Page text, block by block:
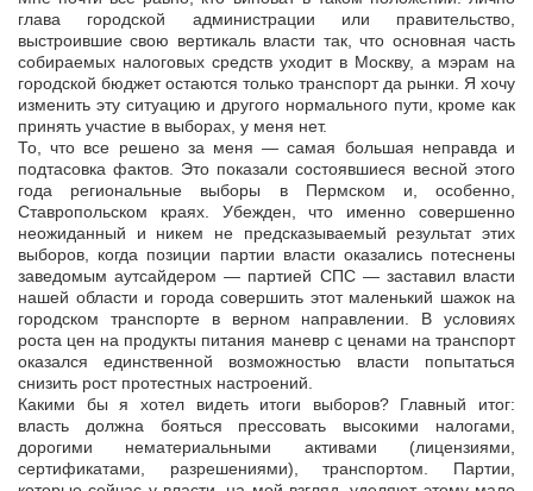
глава городской администрации или правительство,
выстроившие свою вертикаль власти так, что основная часть
собираемых налоговых средств уходит в Москву, а мэрам на
городской бюджет остаются только транспорт да рынки. Я хочу
изменить эту ситуацию и другого нормального пути, кроме как
принять участие в выборах, у меня нет.
То, что все решено за меня — самая большая неправда и
подтасовка фактов. Это показали состоявшиеся весной этого
года региональные выборы в Пермском и, особенно,
Ставропольском краях. Убежден, что именно совершенно
неожиданный и никем не предсказываемый результат этих
выборов, когда позиции партии власти оказались потеснены
заведомым аутсайдером — партией СПС — заставил власти
нашей области и города совершить этот маленький шажок на
городском транспорте в верном направлении. В условиях
роста цен на продукты питания маневр с ценами на транспорт
оказался единственной возможностью власти попытаться
снизить рост протестных настроений.
Какими бы я хотел видеть итоги выборов? Главный итог:
власть должна бояться прессовать высокими налогами,
дорогими нематериальными активами (лицензиями,
сертификатами, разрешениями), транспортом. Партии,